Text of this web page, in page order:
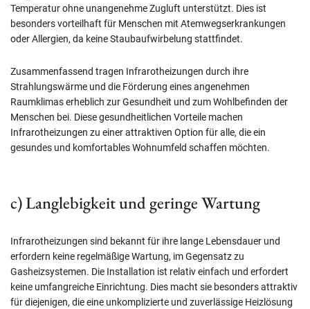
Temperatur ohne unangenehme Zugluft unterstützt. Dies ist
besonders vorteilhaft für Menschen mit Atemwegserkrankungen
oder Allergien, da keine Staubaufwirbelung stattfindet.
Zusammenfassend tragen Infrarotheizungen durch ihre
Strahlungswärme und die Förderung eines angenehmen
Raumklimas erheblich zur Gesundheit und zum Wohlbefinden der
Menschen bei. Diese gesundheitlichen Vorteile machen
Infrarotheizungen zu einer attraktiven Option für alle, die ein
gesundes und komfortables Wohnumfeld schaffen möchten.
c) Langlebigkeit und geringe Wartung
Infrarotheizungen sind bekannt für ihre lange Lebensdauer und
erfordern keine regelmäßige Wartung, im Gegensatz zu
Gasheizsystemen. Die Installation ist relativ einfach und erfordert
keine umfangreiche Einrichtung. Dies macht sie besonders attraktiv
für diejenigen, die eine unkomplizierte und zuverlässige Heizlösung